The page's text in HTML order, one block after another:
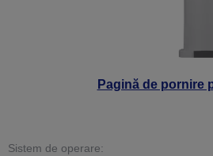
Pagină de pornire
Sistem de operare: